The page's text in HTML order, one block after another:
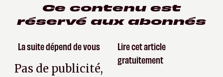
Ce contenu est
réservé aux abonnés
La suite dépend de vous
Pas de publicité,
Lire cet article
gratuitement